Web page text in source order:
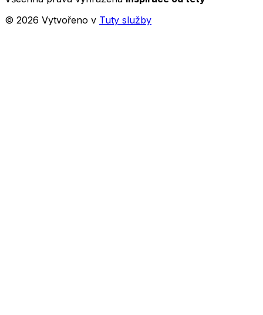
© 2026 Vytvořeno v Tuty služby